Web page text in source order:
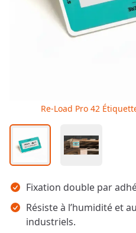
Points clés
Fixation double par
Résiste à l’humidité et
industriels.
Re-Load Pro 42